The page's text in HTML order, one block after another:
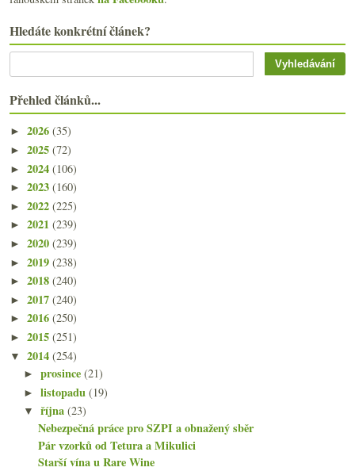
Hledáte konkrétní článek?
Přehled článků...
► 2026 (35)
► 2025 (72)
► 2024 (106)
► 2023 (160)
► 2022 (225)
► 2021 (239)
► 2020 (239)
► 2019 (238)
► 2018 (240)
► 2017 (240)
► 2016 (250)
► 2015 (251)
▼ 2014 (254)
►prosince(21)
►listopadu(19)
▼října(23)
Nebezpečná práce pro SZPI a obnažený sběr
Pár vzorků od Tetura a Mikulici
Starší vína u Rare Wine